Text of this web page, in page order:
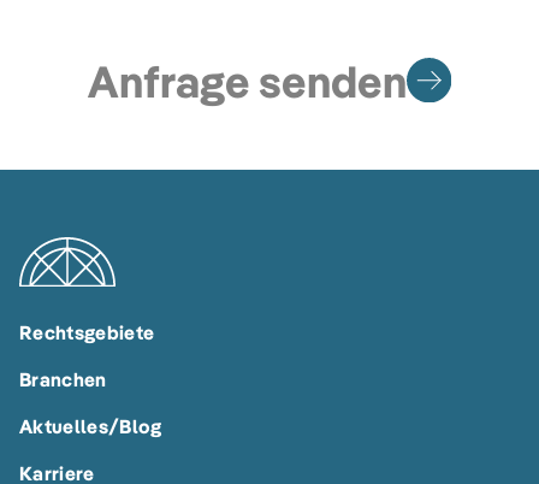
Anfrage senden
Rechtsgebiete
Branchen
Aktuelles/Blog
Karriere